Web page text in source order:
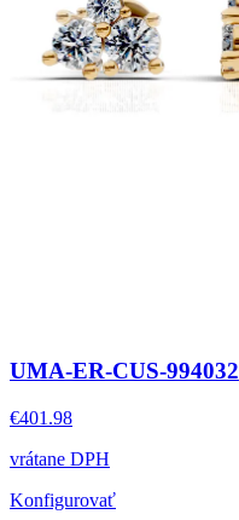
UMA-ER-CUS-994032
€401.98
vrátane DPH
Konfigurovať